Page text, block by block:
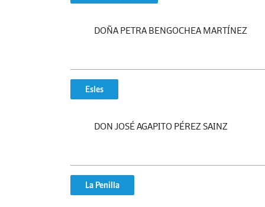
DOÑA PETRA BENGOCHEA MARTÍNEZ
Esles
DON JOSÉ AGAPITO PÉREZ SAINZ
La Penilla